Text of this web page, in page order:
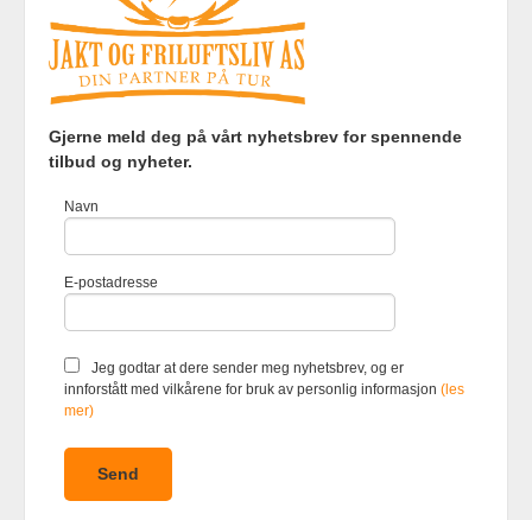
Frakt Kjøpsbetingelser Sikkerhet og personvern
Nyhetsbrev
Foretaksregisteret 920903363
du får en bedre kjøpsopplevelse og
bruker cookies hovedsaklig til å
hva du har puttet i handlekurven
din. Fortsett å bruke siden som
mer
Gjerne meld deg på vårt nyhetsbrev for spennende
tilbud og nyheter.
Navn
E-postadresse
Jeg godtar at dere sender meg nyhetsbrev, og er
innforstått med vilkårene for bruk av personlig informasjon(les
mer)